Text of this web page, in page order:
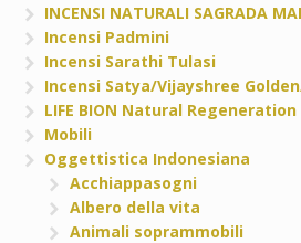
INCENSI NATURALI SAGRADA
Incensi Padmini
Incensi Sarathi Tulasi
Incensi Satya/Vijayshree
LIFE BION Natural Regeneration
Mobili
Oggettistica Indonesiana
Acchiappasogni
Albero della vita
Animali soprammobili